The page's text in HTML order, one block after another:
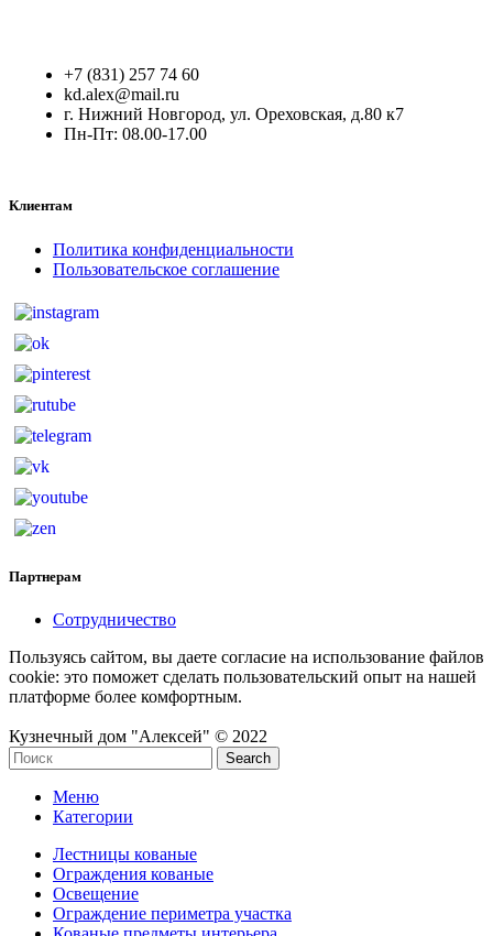
+7 (831) 257 74 60
kd.alex@mail.ru
г. Нижний Новгород, ул. Ореховская, д.80 к7
Пн-Пт: 08.00-17.00
Клиентам
Политика конфиденциальности
Пользовательское соглашение
Партнерам
Сотрудничество
Пользуясь сайтом, вы даете согласие на использование файлов
cookie: это поможет сделать пользовательский опыт на нашей
платформе более комфортным.
Кузнечный дом "Алексей" © 2022
Search
Меню
Категории
Лестницы кованые
Ограждения кованые
Освещение
Ограждение периметра участка